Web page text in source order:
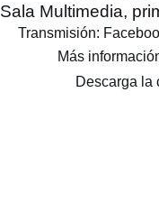
Sala Multimedia,
Transmisión:
Más
Descarga la